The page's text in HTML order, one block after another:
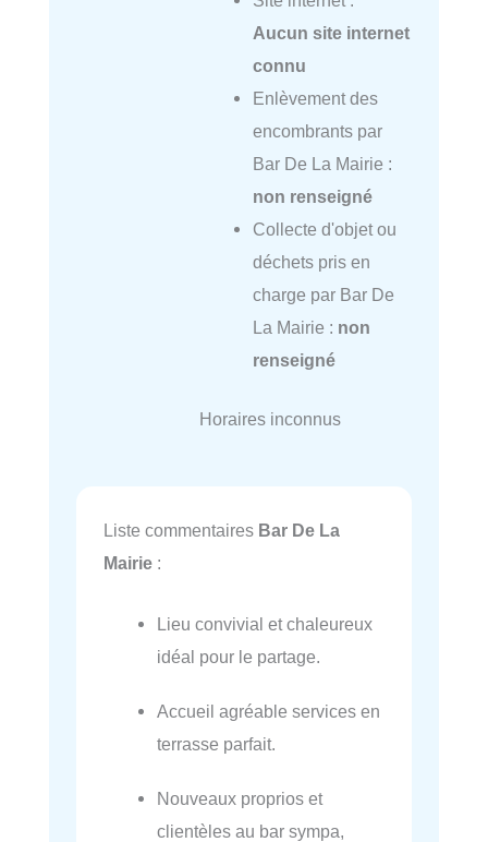
Aucun site internet
connu
Enlèvement des
encombrants par
Bar De La Mairie :
non renseigné
Collecte d'objet ou
déchets pris en
charge par Bar De
La Mairie : non
renseigné
Horaires inconnus
Liste commentaires Bar De La
Mairie :
Lieu convivial et chaleureux
idéal pour le partage.
Accueil agréable services en
terrasse parfait.
Nouveaux proprios et
clientèles au bar sympa,